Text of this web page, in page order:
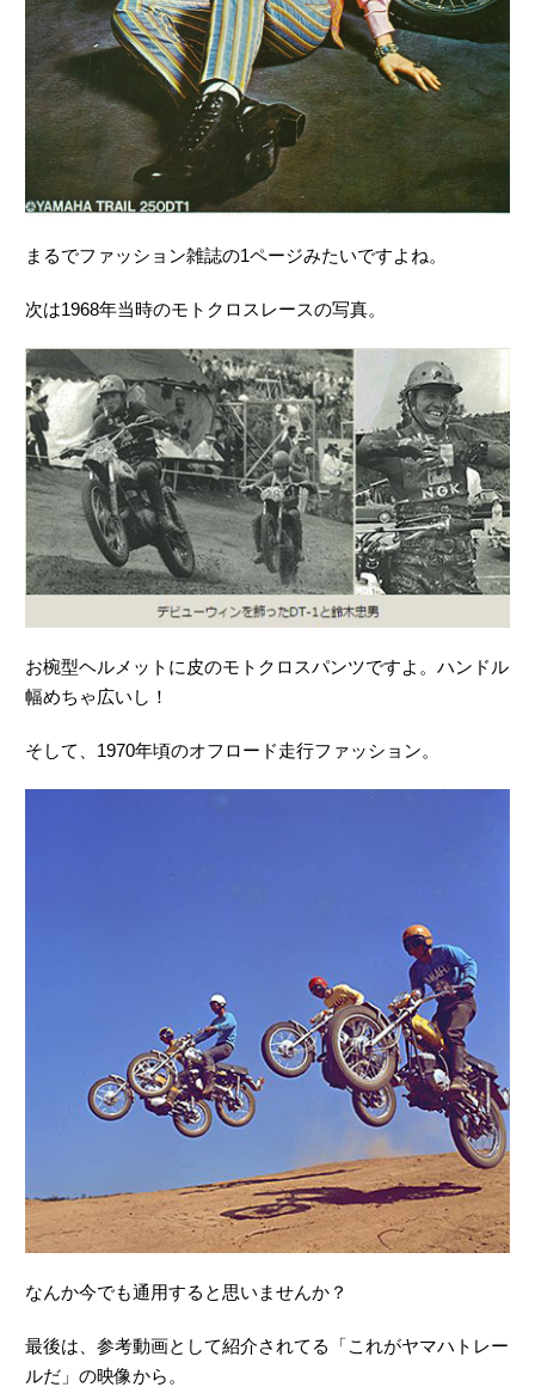
まるでファッション雑誌の1ページみたいですよね。
次は1968年当時のモトクロスレースの写真。
お椀型ヘルメットに皮のモトクロスパンツですよ。ハンドル
幅めちゃ広いし！
そして、1970年頃のオフロード走行ファッション。
なんか今でも通用すると思いませんか？
最後は、参考動画として紹介されてる「これがヤマハトレー
ルだ」の映像から。